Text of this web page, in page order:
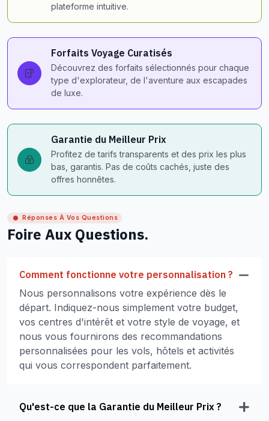
plateforme intuitive.
Forfaits Voyage Curatisés
Découvrez des forfaits sélectionnés pour chaque
type d'explorateur, de l'aventure aux escapades
de luxe.
Garantie du Meilleur Prix
Profitez de tarifs transparents et des prix les plus
bas, garantis. Pas de coûts cachés, juste des
offres honnêtes.
Réponses À Vos Questions
Foire Aux Questions.
Comment fonctionne votre personnalisation ?
Nous personnalisons votre expérience dès le
départ. Indiquez-nous simplement votre budget,
vos centres d'intérêt et votre style de voyage, et
nous vous fournirons des recommandations
personnalisées pour les vols, hôtels et activités
qui vous correspondent parfaitement.
Qu'est-ce que la Garantie du Meilleur Prix ?